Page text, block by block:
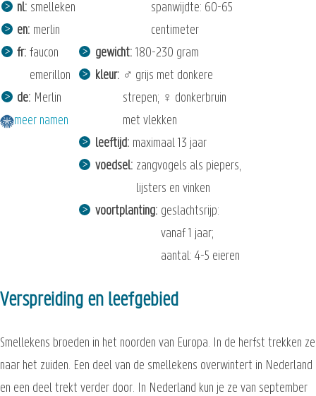
nl smelleken
en merlin
fr faucon
emerillon
de Merlin
meer namen
spanwijdte: 60-65
centimeter
gewicht 180-230 gram
kleur
♂ grijs met donkere
strepen; ♀ donkerbruin
met vlekken
leeftijd maximaal 13 jaar
voedsel zangvogels als piepers,
lijsters en vinken
voortplanting geslachtsrijp:
vanaf 1 jaar;
aantal: 4-5 eieren
Verspreiding en leefgebied
Smellekens broeden in het noorden van Europa. In de herfst trekken ze
naar het zuiden. Een deel van de smellekens overwintert in Nederland
en een deel trekt verder door. In Nederland kun je ze van september